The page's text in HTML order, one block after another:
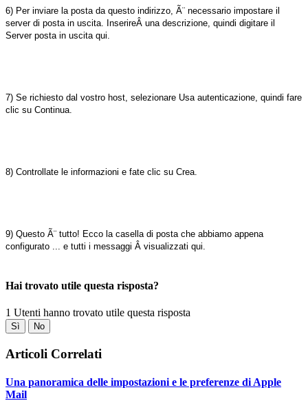
6) Per inviare la posta da questo indirizzo, Ã¨ necessario impostare il
server di posta in uscita. InserireÂ una descrizione, quindi digitare il
Server posta in uscita qui.
7) Se richiesto dal vostro host, selezionare Usa autenticazione, quindi fare
clic su Continua.
8) Controllate le informazioni e fate clic su Crea.
9) Questo Ã¨ tutto! Ecco la casella di posta che abbiamo appena
configurato ... e tutti i messaggi Â visualizzati qui.
Hai trovato utile questa risposta?
1 Utenti hanno trovato utile questa risposta
Sì No
Articoli Correlati
Una panoramica delle impostazioni e le preferenze di Apple
Mail